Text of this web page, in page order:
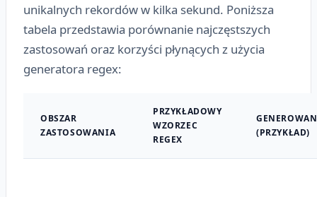
unikalnych rekordów w kilka sekund. Poniższa
tabela przedstawia porównanie najczęstszych
zastosowań oraz korzyści płynących z użycia
generatora regex:
OBSZAR
ZASTOSOWANIA
PRZYKŁADOWY
WZORZEC
REGEX
(PRZYKŁAD)